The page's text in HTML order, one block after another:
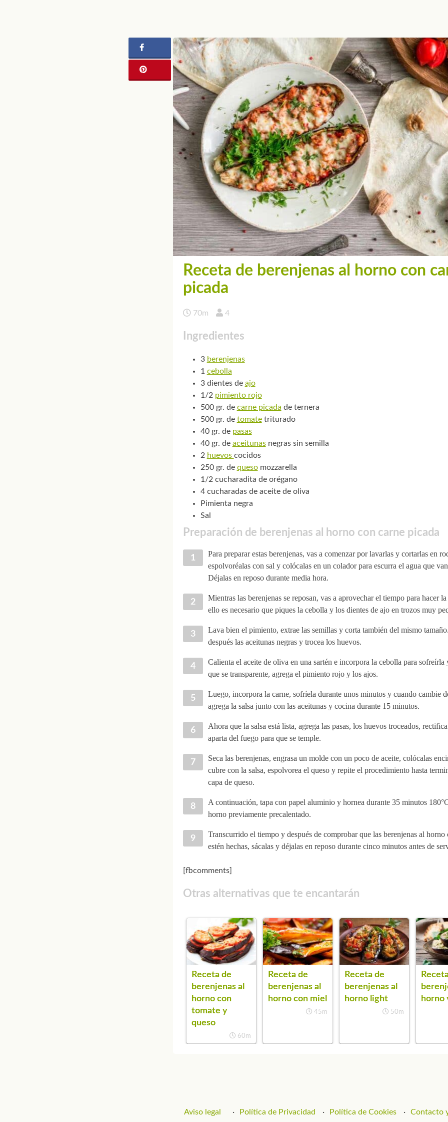
Receta de berenjenas al horno con
picada
70m 4
Ingredientes
3 berenjenas
1 cebolla
3 dientes de ajo
1/2 pimiento rojo
500 gr. de carne picada de ternera
500 gr. de tomatetriturado
40 gr. de pasas
40 gr. de aceitunasnegras sin semilla
2 huevos cocidos
250 gr. de quesomozzarella
1/2 cucharadita de orégano
4 cucharadas de aceite de oliva
Pimienta negra
Sal
Preparación de berenjenas al horno con carne picada
Para preparar estas berenjenas, vas a comenzar por lavarlas y cortarlas en
espolvoréalas con sal y colócalas en un colador para escurra el agua que
Déjalas en reposo durante media hora.
Mientras las berenjenas se reposan, vas a aprovechar el tiempo para hacer la
ello es necesario que piques la cebolla y los dientes de ajo en trozos muy
Lava bien el pimiento, extrae las semillas y corta también del mismo
después las aceitunas negras y trocea los huevos.
Calienta el aceite de oliva en una sartén e incorpora la cebolla para sofreírla
que se transparente, agrega el pimiento rojo y los ajos.
Luego, incorpora la carne, sofríela durante unos minutos y cuando cambie
agrega la salsa junto con las aceitunas y cocina durante 15 minutos.
Ahora que la salsa está lista, agrega las pasas, los huevos troceados,
aparta del fuego para que se temple.
Seca las berenjenas, engrasa un molde con un poco de aceite, colócalas
cubre con la salsa, espolvorea el queso y repite el procedimiento hasta
capa de queso.
A continuación, tapa con papel aluminio y hornea durante 35 minutos
horno previamente precalentado.
Transcurrido el tiempo y después de comprobar que las berenjenas al horno
estén hechas, sácalas y déjalas en reposo durante cinco minutos antes de
[fbcomments]
Otras alternativas que te encantarán
Receta de
berenjenas al
horno con
tomate y
queso
60m
Receta de
berenjenas al
horno con miel
45m
Receta de
berenjenas al
horno light
50m
horno
Aviso legal Política de Privacidad Política de Cookies Contacto